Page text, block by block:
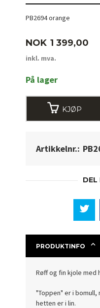
PB2694 orange
Pris
NOK 1 399,00
inkl. mva.
På lager
KJØP
Artikkelnr.:
DEL
PRODUKTINFO
Røff og fin kjole med
"Toppen" er i
hetten er i lin.